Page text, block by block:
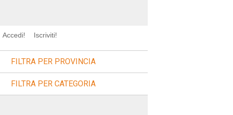
Accedi! Iscriviti!
FILTRA PER PROVINCIA
FILTRA PER CATEGORIA